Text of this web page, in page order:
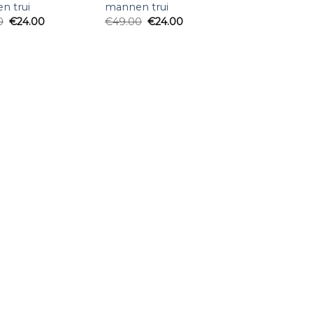
trui
€24.00
mannen trui
€49.00 €24.00